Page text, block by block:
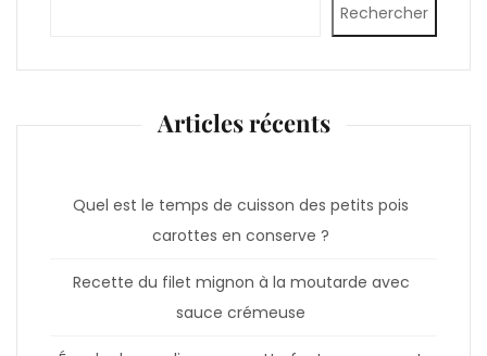
Rechercher
Articles récents
Quel est le temps de cuisson des petits pois
carottes en conserve ?
Recette du filet mignon à la moutarde avec
sauce crémeuse